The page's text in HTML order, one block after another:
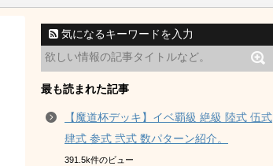
気になるキーワードを入力
最も読まれた記事
【魔道杯デッキ】イベ覇級 絶級 陸式 伍式
肆式 参式 弐式 数パターン紹介。
391.5k件のビュー